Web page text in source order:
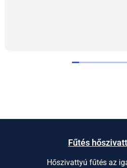
Fűtés
Hőszivattyú fűtés az